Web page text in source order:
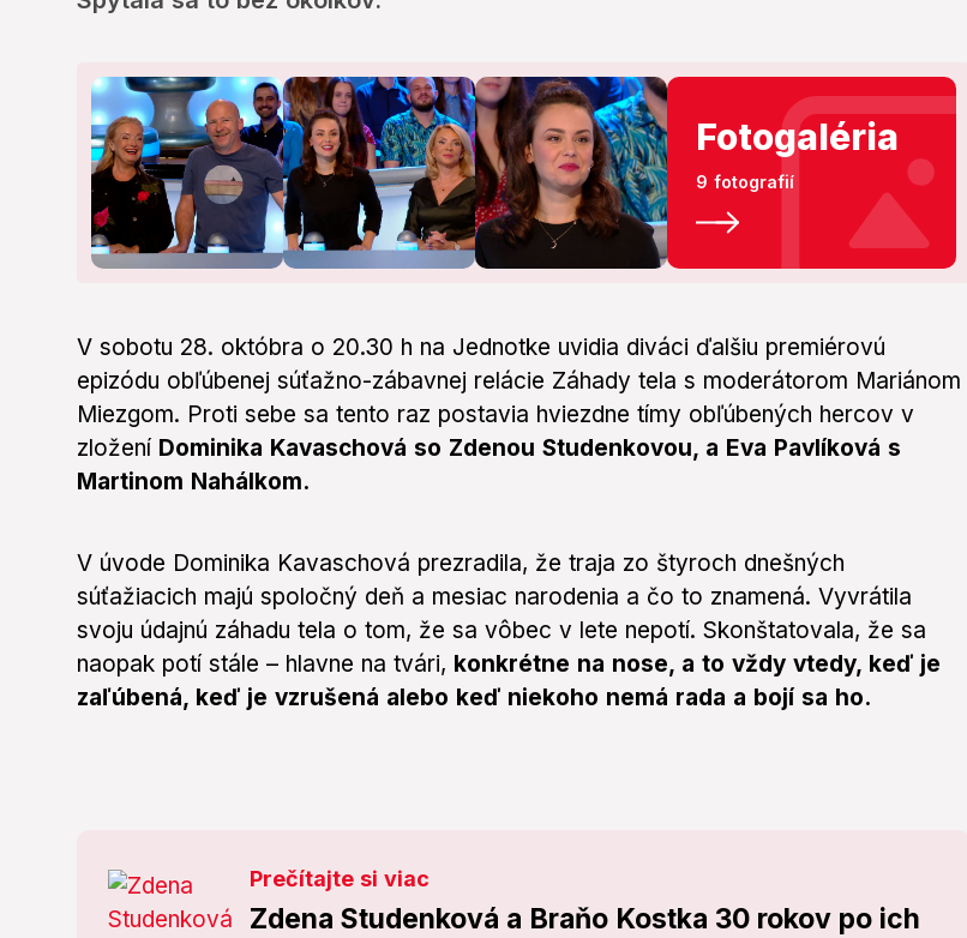
secondsVolume
0%
Fotogaléria
9 fotografií
V sobotu 28. októbra o 20.30 h na Jednotke uvidia diváci ďalšiu premiérovú
epizódu obľúbenej súťažno-zábavnej relácie Záhady tela s moderátorom Mariánom
Miezgom. Proti sebe sa tento raz postavia hviezdne tímy obľúbených hercov v
zložení Dominika Kavaschová so Zdenou Studenkovou, a Eva Pavlíková s
Martinom Nahálkom.
V úvode Dominika Kavaschová prezradila, že traja zo štyroch dnešných
súťažiacich majú spoločný deň a mesiac narodenia a čo to znamená. Vyvrátila
svoju údajnú záhadu tela o tom, že sa vôbec v lete nepotí. Skonštatovala, že sa
naopak potí stále – hlavne na tvári, konkrétne na nose, a to vždy vtedy, keď je
zaľúbená, keď je vzrušená alebo keď niekoho nemá rada a bojí sa ho.
Prečítajte si viac
Zdena Studenková a Braňo Kostka 30 rokov po ich